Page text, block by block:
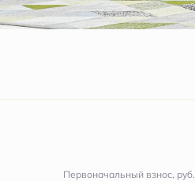
Первоначальный взнос, руб.